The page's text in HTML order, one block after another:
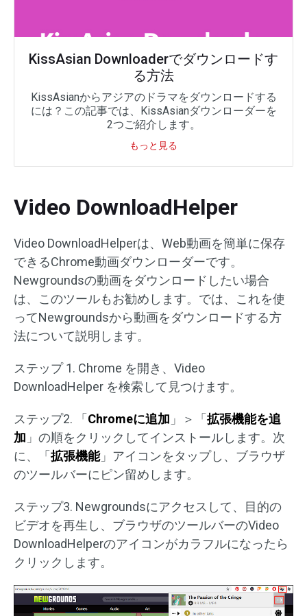
KissAsian Downloaderでダウンロードす
る方法
KissAsianからアジアのドラマをダウンロードする
には？この記事では、KissAsianダウンローダーを
2つご紹介します。
もっと見る
Video DownloadHelper
Video DownloadHelperは、Web動画を簡単に保存
できるChrome動画ダウンローダーです。
Newgroundsの動画をダウンロードしたい場合
は、このツールもお勧めします。では、これを使
ってNewgroundsから動画をダウンロードする方
法について説明します。
ステップ 1. Chrome を開き、Video
DownloadHelper を検索して見つけます。
ステップ2. 「 Chromeに追加 」＞「 拡張機能を追
加 」の順をクリックしてインストールします。次
に、「 拡張機能」アイコンをタップし、ブラウザ
のツールバーにピン留めします。
ステップ3. Newgroundsにアクセスして、目的の
ビデオを再生し、ブラウザのツールバーのVideo
DownloadHelperのアイコンがカラフルになったら
クリックします。